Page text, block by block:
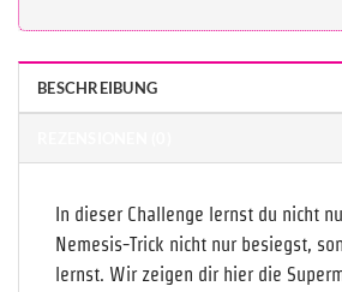
BESCHREIBUNG
In dieser Challenge lernst du nicht
Nemesis-Trick nicht nur besiegst,
lernst. Wir zeigen dir hier die